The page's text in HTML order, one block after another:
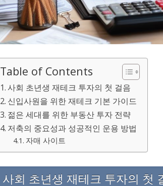
Table of Contents
사회 초년생 재테크 투자의 첫 걸음
신입사원을 위한 재테크 기본 가이드
젊은 세대를 위한 부동산 투자 전략
저축의 중요성과 성공적인 운용 방법
자매 사이트
사회 초년생 재테크 투자의 첫